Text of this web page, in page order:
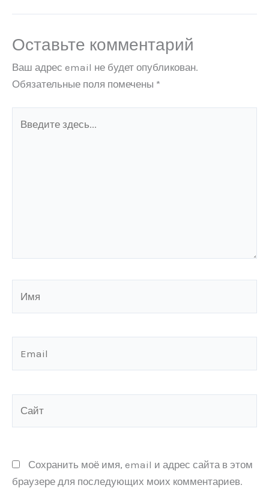
Оставьте комментарий
Ваш адрес email не будет опубликован.
Обязательные поля помечены *
здесь...
Сохранить моё имя, email и адрес сайта в этом
браузере для последующих моих комментариев.